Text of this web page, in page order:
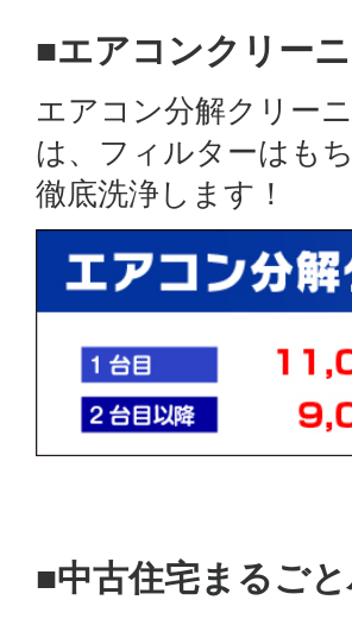
■エアコンクリー
エアコン分解クリー
は、フィルターはも
徹底洗浄します！
■中古住宅まるご